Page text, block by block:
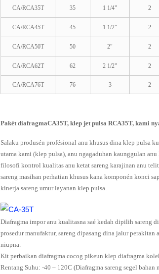
CA/RCA35T 35 1 1/4" 2
CA/RCA45T 45 1 1/2" 2
CA/RCA50T 50 2" 2
CA/RCA62T 62 2 1/2" 2
CA/RCA76T 76 3 2
Pakét diafragmaCA35T, klep jet pulsa RCA35T, kami
Salaku produsén profésional anu khusus dina klep pulsa
utama kami (klep pulsa), anu ngagaduhan kaunggulan
filosofi kontrol kualitas anu ketat sareng karajinan anu
sareng masihan perhatian khusus kana komponén konci
kinerja sareng umur layanan klep pulsa.
Diafragma impor anu kualitasna saé kedah dipilih sareng
prosedur manufaktur, sareng dipasang dina jalur perakitan
niupna.
Kit perbaikan diafragma cocog pikeun klep diafragma
Rentang Suhu: -40 – 120C (Diafragma sareng segel